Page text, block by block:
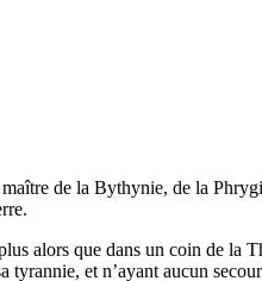
de la Bythynie, de la
alors que dans un coin de la
tyrannie, et n’ayant aucun